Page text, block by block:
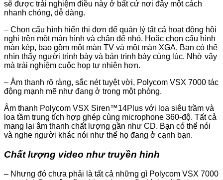
sẽ được trải nghiệm điều này ở bất cứ nơi đây một cách
nhanh chóng, dễ dàng.
– Chọn cấu hình hiển thị đơn để quản lý tất cả hoạt động hội
nghị trên một màn hình và chân đế nhỏ. Hoặc chọn cấu hình
màn kép, bao gồm một màn TV và một màn XGA. Bạn có thể
nhìn thấy người trình bày và bản trình bày cùng lúc. Nhờ vậy
mà trải nghiệm cuộc họp tự nhiên hơn.
– Âm thanh rõ ràng, sắc nét tuyệt vời, Polycom VSX 7000 tác
động mạnh mẽ như đang ở trong một phòng.
Âm thanh Polycom VSX Siren™14Plus với loa siêu trầm và
loa tầm trung tích hợp ghép cùng microphone 360-độ. Tất cả
mang lại âm thanh chất lượng gần như CD. Bạn có thể nói
và nghe người khác nói như thể họ đang ở cạnh bạn.
Chất lượng video như truyền hình
– Nhưng đó chưa phải là tất cả những gì Polycom VSX 7000